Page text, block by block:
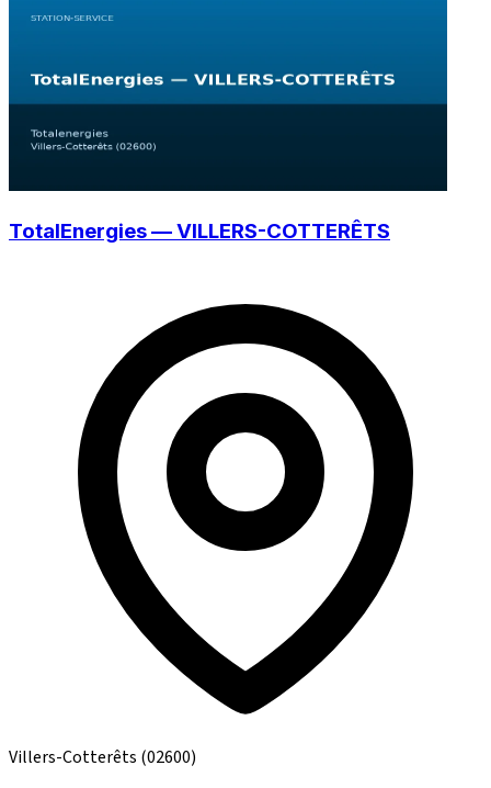
TotalEnergies — VILLERS-COTTERÊTS
Villers-Cotterêts (02600)